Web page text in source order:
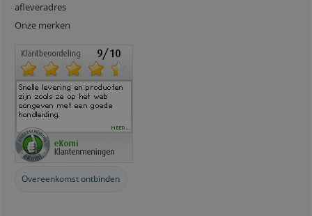
afleveradres
Onze merken
Overeenkomst ontbinden